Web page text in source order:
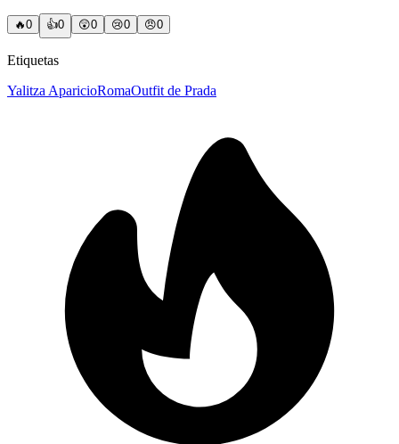
🔥0 👍0 😲0 😢0 😠0
Etiquetas
Yalitza AparicioRomaOutfit de Prada